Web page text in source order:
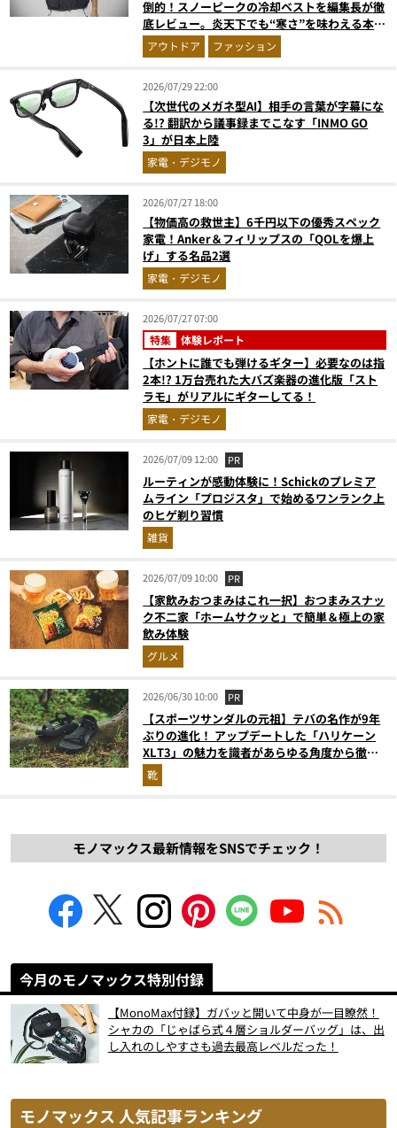
倒的！スノーピークの冷却ベストを編集長が徹
底レビュー。炎天下でも“寒さ”を味わえる本気
のギア『コレ買いです』Vol.172
アウトドア ファッション
2026/07/29 22:00
【次世代のメガネ型AI】相手の言葉が字幕にな
る!? 翻訳から議事録までこなす「INMO GO
3」が日本上陸
家電・デジモノ
2026/07/27 18:00
【物価高の救世主】6千円以下の優秀スペック
家電！Anker＆フィリップスの「QOLを爆上
げ」する名品2選
家電・デジモノ
2026/07/27 07:00
特集 体験レポート
【ホントに誰でも弾けるギター】必要なのは指
2本!? 1万台売れた大バズ楽器の進化版「スト
ラモ」がリアルにギターしてる！
家電・デジモノ
2026/07/09 12:00 PR
ルーティンが感動体験に！Schickのプレミア
ムライン「プロジスタ」で始めるワンランク上
のヒゲ剃り習慣
雑貨
2026/07/09 10:00 PR
【家飲みおつまみはこれ一択】おつまみスナッ
ク不二家「ホームサクッと」で簡単＆極上の家
飲み体験
グルメ
2026/06/30 10:00 PR
【スポーツサンダルの元祖】テバの名作が9年
ぶりの進化！ アップデートした「ハリケーン
XLT3」の魅力を識者があらゆる角度から徹底
解説！
靴
モノマックス最新情報をSNSでチェック！
今月のモノマックス特別付録
【MonoMax付録】ガバッと開いて中身が一目瞭然！
シャカの「じゃばら式４層ショルダーバッグ」は、出
し入れのしやすさも過去最高レベルだった！
モノマックス 人気記事ランキング